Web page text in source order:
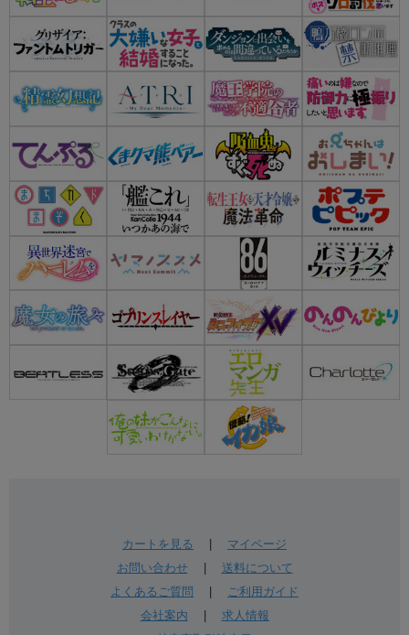
カートを見る
マイページ
お問い合わせ| 送料について
よくあるご質問
ご利用ガイド
会社案内
求人情報